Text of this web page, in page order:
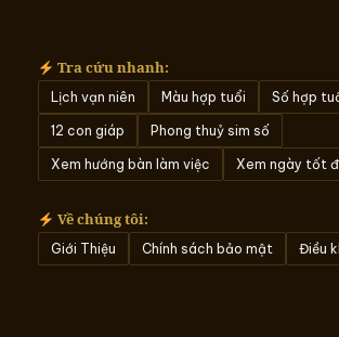
Tra cứu nhanh:
Lịch vạn niên Màu hợp tuổi Số hợp
12 con giáp Phong thuỷ sim số
Xem hướng bàn làm việc Xem ngày tốt
Về chúng tôi:
Giới Thiệu Chính sách bảo mật Điều